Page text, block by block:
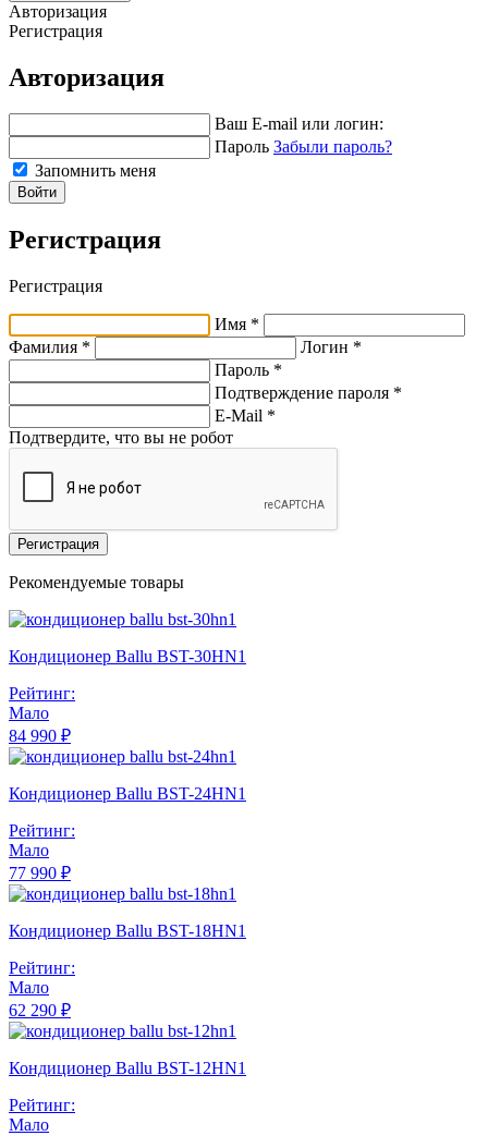
Авторизация
Регистрация
Авторизация
Ваш E-mail или логин:
Пароль Забыли пароль?
Запомнить меня
Войти
Регистрация
Регистрация
Имя *
Фамилия *
Логин *
Пароль *
Подтверждение пароля *
E-Mail *
Подтвердите, что вы не робот
Регистрация
Рекомендуемые товары
Кондиционер Ballu BST-30HN1
Рейтинг:
Мало
84 990 ₽
Кондиционер Ballu BST-24HN1
Рейтинг:
Мало
77 990 ₽
Кондиционер Ballu BST-18HN1
Рейтинг:
Мало
62 290 ₽
Кондиционер Ballu BST-12HN1
Рейтинг:
Мало